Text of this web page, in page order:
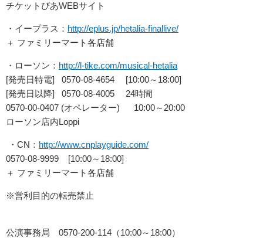
チケットぴあWEBサイト
・イープラス： http://eplus.jp/hetalia-finallive/
＋ ファミリーマート各店舗
・ローソン： http://l-tike.com/musical-hetalia
[発売日特電] 0570-08-4654 [10:00～18:00]
[発売日以降] 0570-08-4005
24時間
0570-00-0407 (オペレーター) 10:00～20:00
ローソン店内Loppi
・CN： http://www.cnplayguide.com/
0570-08-9999 [10:00～18:00]
＋ ファミリーマート各店舗
※営利目的の転売禁止
公演事務局 0570-200-114（10:00～18:00）